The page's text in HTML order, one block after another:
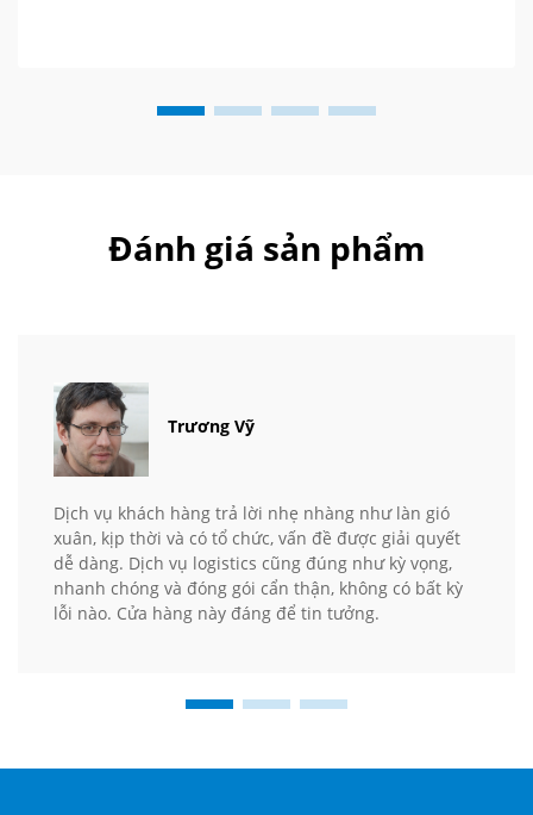
Đánh giá sản phẩm
Trương Vỹ
Dịch vụ khách hàng trả lời nhẹ nhàng như làn gió
xuân, kịp thời và có tổ chức, vấn đề được giải quyết
dễ dàng. Dịch vụ logistics cũng đúng như kỳ vọng,
nhanh chóng và đóng gói cẩn thận, không có bất kỳ
lỗi nào. Cửa hàng này đáng để tin tưởng.